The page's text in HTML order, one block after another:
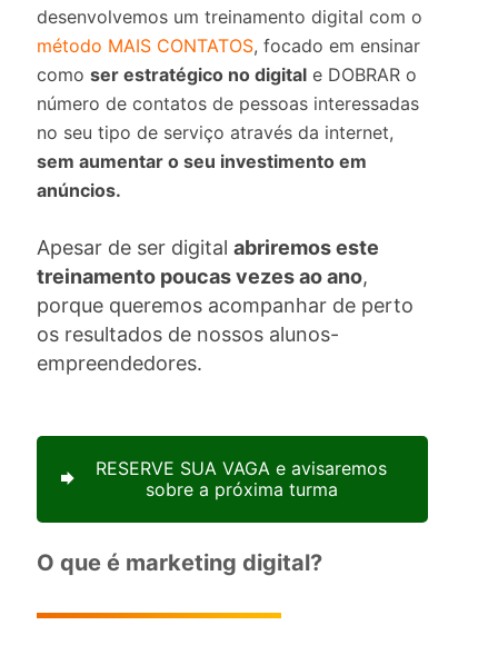
desenvolvemos um treinamento digital com o
método MAIS CONTATOS, focado em ensinar
como ser estratégico no digital e DOBRAR o
número de contatos de pessoas interessadas
no seu tipo de serviço através da internet,
sem aumentar o seu investimento em
anúncios.
Apesar de ser digital abriremos este
treinamento poucas vezes ao ano,
porque queremos acompanhar de perto
os resultados de nossos alunos-
empreendedores.
RESERVE SUA VAGA e avisaremos
sobre a próxima turma
O que é marketing digital?